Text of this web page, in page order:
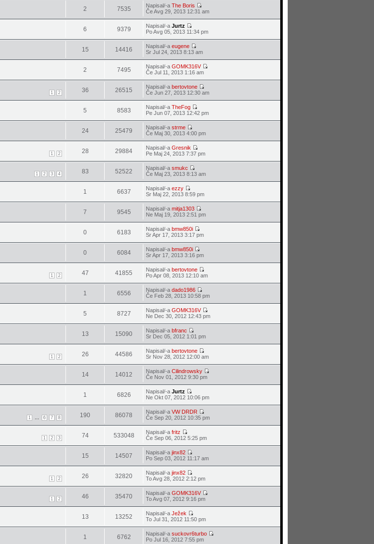
2 7535 Napisal/-aThe Boris
Če Avg 29, 2013 12:31 am
6 9379 Napisal/-aJurtz
Po Avg 05, 2013 11:34 pm
15 14416 Napisal/-aeugene
Sr Jul 24, 2013 8:13 am
2 7495 Napisal/-aGOMK316V
Če Jul 11, 2013 1:16 am
1 2 36 26515 Napisal/-abertovtone
Če Jun 27, 2013 12:30 am
5 8583 Napisal/-aTheFog
Pe Jun 07, 2013 12:42 pm
24 25479 Napisal/-astrme
Če Maj 30, 2013 4:00 pm
1 2 28 29884 Napisal/-aGresnik
Pe Maj 24, 2013 7:37 pm
1 2 3 4 83 52522 Napisal/-asmukc
Če Maj 23, 2013 8:13 am
1 6637 Napisal/-aezzy
Sr Maj 22, 2013 8:59 pm
7 9545 Napisal/-amitja1303
Ne Maj 19, 2013 2:51 pm
0 6183 Napisal/-abmw850i
Sr Apr 17, 2013 3:17 pm
0 6084 Napisal/-abmw850i
Sr Apr 17, 2013 3:16 pm
1 2 47 41855 Napisal/-abertovtone
Po Apr 08, 2013 12:10 am
1 6556 Napisal/-adado1986
Če Feb 28, 2013 10:58 pm
5 8727 Napisal/-aGOMK316V
Ne Dec 30, 2012 12:43 pm
13 15090 Napisal/-abfranc
Sr Dec 05, 2012 1:01 pm
1 2 26 44586 Napisal/-abertovtone
Sr Nov 28, 2012 12:00 am
14 14012 Napisal/-aCilindrowsky
Če Nov 01, 2012 9:30 pm
1 6826 Napisal/-aJurtz
Ne Okt 07, 2012 10:06 pm
1 6 7 8 190 86078 Napisal/-aVW DRDR
Če Sep 20, 2012 10:35 pm
1 2 3 74 533048 Napisal/-afritz
Če Sep 06, 2012 5:25 pm
15 14507 Napisal/-ajinx82
Po Sep 03, 2012 11:17 am
1 2 26 32820 Napisal/-ajinx82
To Avg 28, 2012 2:12 pm
1 2 46 35470 Napisal/-aGOMK316V
To Avg 07, 2012 9:16 pm
13 13252 Napisal/-aJežek
To Jul 31, 2012 11:50 pm
1 6762 Napisal/-asuckovr6turbo
Po Jul 16, 2012 7:55 pm